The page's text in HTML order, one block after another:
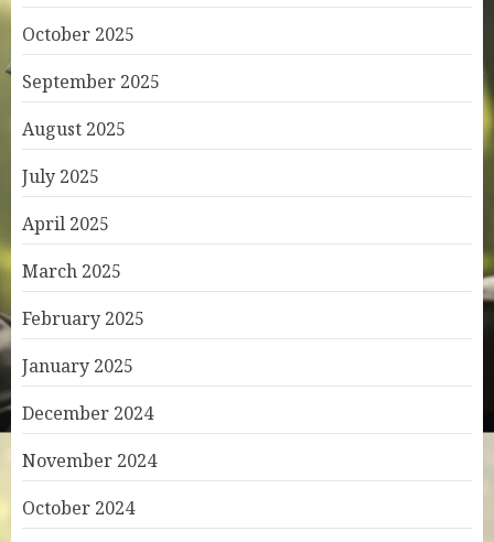
October 2025
September 2025
August 2025
July 2025
April 2025
March 2025
February 2025
January 2025
December 2024
November 2024
October 2024